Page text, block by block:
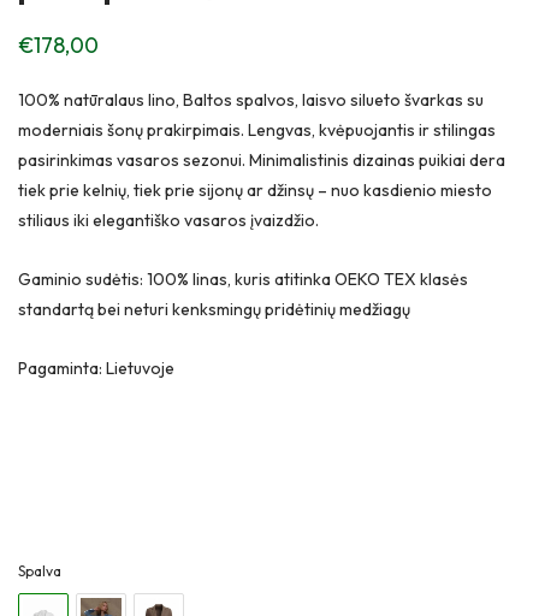
€178,00
100% natūralaus lino, Baltos spalvos, laisvo silueto švarkas su
moderniais šonų prakirpimais. Lengvas, kvėpuojantis ir stilingas
pasirinkimas vasaros sezonui. Minimalistinis dizainas puikiai dera
tiek prie kelnių, tiek prie sijonų ar džinsų – nuo kasdienio miesto
stiliaus iki elegantiško vasaros įvaizdžio.
Gaminio sudėtis: 100% linas, kuris atitinka OEKO TEX klasės
standartą bei neturi kenksmingų pridėtinių medžiagų
Pagaminta: Lietuvoje
Spalva